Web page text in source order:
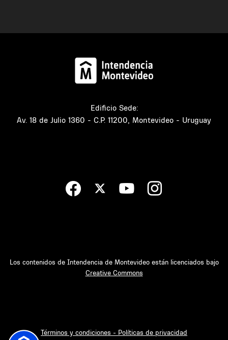
Edificio Sede:
Av. 18 de Julio 1360 - C.P. 11200, Montevideo - Uruguay
Los contenidos de Intendencia de Montevideo están licenciados bajo
Creative Commons
Términos y condiciones - Políticas de privacidad